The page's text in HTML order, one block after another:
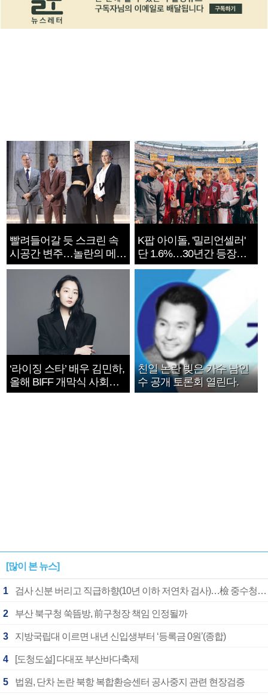
빨려들어갈 듯 스크린 속
시공간 변주…놀란의 메시
지는 ‘전쟁 속죄’
K팝 아이돌, '밀리언셀러'
단 1.6%…30년간 등장
1182개팀 전수조사
‘라이징 스타’ 배우 김민하,
올해 BIFF 개막식 사회자
확정
친일 논란 빚은 가수 남인
수 공개 토론회 열린다.
[많이 본 뉴스]
1 검사 신분 버리고 직급하향(10년 이하 저연차 검사)…檢 중수청행 기피
2 부산 북구청 쑥뜸방, 前구청장 책임 인정될까
3 지방국립대 이르면 내년 신입생부터 ‘등록금 0원’(종합)
4 [도청도설] 다대포 부산바다축제
5 법원, 단차 논란 북항 복합환승센터 공사중지 관련 현장검증